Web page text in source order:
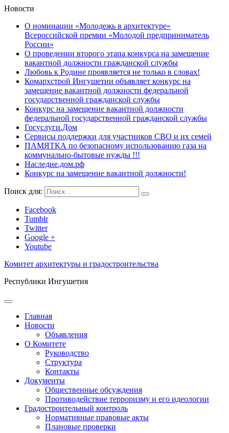
Новости
О номинации «Молодежь в архитектуре»
Всероссийской премии «Молодой предприниматель
России»
О проведении второго этапа конкурса на замещение
вакантной должности гражданской службы
Любовь к Родине проявляется не только в словах!
Комархстрой Ингушетии объявляет конкурс на
замещение вакантной должности федеральной
государственной гражданской службы
Конкурс на замещение вакантной должности
федеральной государственной гражданской службы
Госуслуги.Дом
Сервисы поддержки для участников СВО и их семей
ПАМЯТКА по безопасному использованию газа на
коммунально-бытовые нужды !!!
Наследие.дом.рф
Конкурс на замещение вакантной должности!
Поиск для:
Facebook
Tumblr
Twitter
Google +
Youtube
Комитет архитектуры и градостроительства
Республики Ингушетия
Главная
Новости
Объявления
О Комитете
Руководство
Структура
Контакты
Документы
Общественные обсуждения
Противодействие терроризму и его идеологии
Градостроительный контроль
Нормативные правовые акты
Плановые проверки